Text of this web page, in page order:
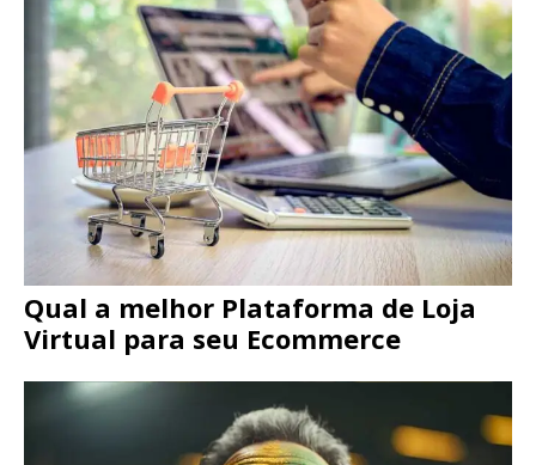
Qual a melhor Plataforma de Loja
Virtual para seu Ecommerce